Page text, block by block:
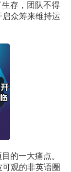
存，团队不得
众筹来维持运
的一大痛点。
观的非英语圈